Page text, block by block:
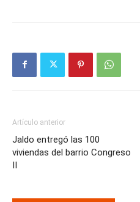
Artículo anterior
Jaldo entregó las 100
viviendas del barrio Congreso
II